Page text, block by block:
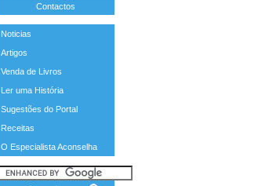
Contactos
Noticias
Artigos
Venda de Livros
Ler uma História
Sugestões do Portal
Receitas
O Especialista Aconselha